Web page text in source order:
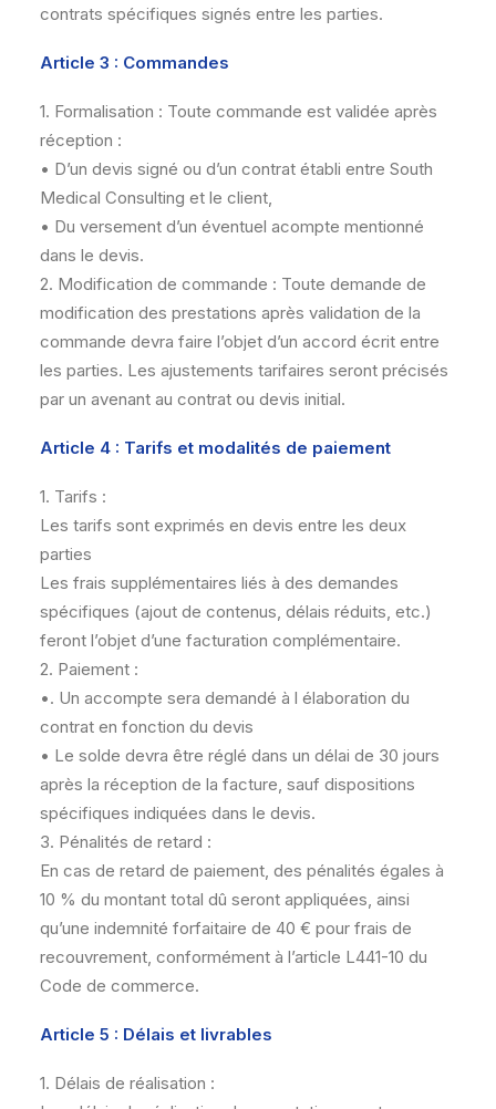
contrats spécifiques signés entre les parties.
Article 3 : Commandes
1. Formalisation : Toute commande est validée après
réception :
• D’un devis signé ou d’un contrat établi entre South
Medical Consulting et le client,
• Du versement d’un éventuel acompte mentionné
dans le devis.
2. Modification de commande : Toute demande de
modification des prestations après validation de la
commande devra faire l’objet d’un accord écrit entre
les parties. Les ajustements tarifaires seront précisés
par un avenant au contrat ou devis initial.
Article 4 : Tarifs et modalités de paiement
1. Tarifs :
Les tarifs sont exprimés en devis entre les deux
parties
Les frais supplémentaires liés à des demandes
spécifiques (ajout de contenus, délais réduits, etc.)
feront l’objet d’une facturation complémentaire.
2. Paiement :
•. Un accompte sera demandé à l élaboration du
contrat en fonction du devis
• Le solde devra être réglé dans un délai de 30 jours
après la réception de la facture, sauf dispositions
spécifiques indiquées dans le devis.
3. Pénalités de retard :
En cas de retard de paiement, des pénalités égales à
10 % du montant total dû seront appliquées, ainsi
qu’une indemnité forfaitaire de 40 € pour frais de
recouvrement, conformément à l’article L441-10 du
Code de commerce.
Article 5 : Délais et livrables
1. Délais de réalisation :